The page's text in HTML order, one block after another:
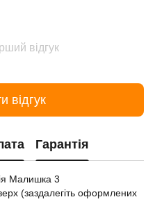
відгук
відгук
Гарантія
Малишка 3
(заздалегіть оформлених